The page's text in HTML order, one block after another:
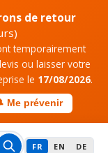
de retour
temporairement
ou laisser votre
le 17/08/2026.
Me prévenir
FR EN DE